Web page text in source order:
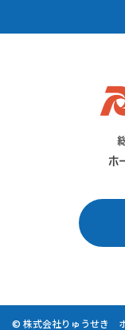
© 株式会社りゅうせき